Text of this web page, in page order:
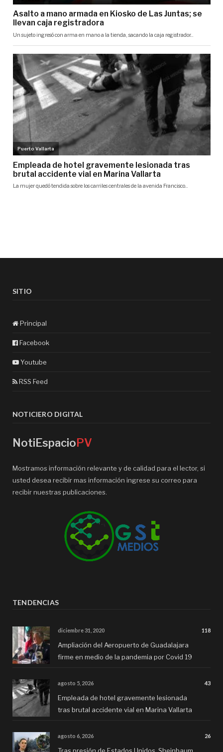
SITIO
Principal
Facebook
Youtube
RSS Feed
NOTICIERO DIGITAL
NotiEspacioPV
Mostramos información relevante y de calidad para el lector, si
usted desea recibir mas información ingrese su correo para
recibir nuestras publicaciones.
TENDENCIAS
diciembre 31, 2020 118
Ampliación del Aeropuerto de Guadalajara
firme en medio de la pandemia por Covid 19
agosto 5, 2026 43
Empleada de hotel gravemente lesionada
tras brutal accidente vial en Marina Vallarta
agosto 6, 2026 26
Tras presión de Estados Unidos, Sheinbaum